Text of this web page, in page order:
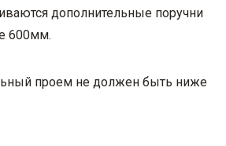
дополнительные поручни
600мм.
проем не должен быть ниже